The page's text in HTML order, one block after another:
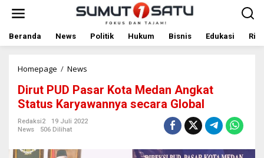
t
Beranda News Politik Hukum Bisnis Edukasi
Homepage / News
r
u
t
P
Dirut PUD Pasar Kota Medan Angkat
Status Karyawannya secara Global
Redaksi2
19 Juli 2022
News
506 Dilihat